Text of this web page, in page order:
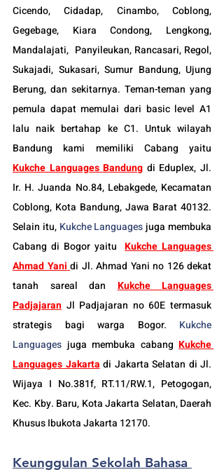
Cicendo, Cidadap, Cinambo, Coblong,
Gegebage, Kiara Condong, Lengkong,
Mandalajati,  Panyileukan, Rancasari, Regol,
Sukajadi, Sukasari, Sumur Bandung, Ujung
Berung, dan sekitarnya. Teman-teman yang
pemula dapat memulai dari basic level A1
lalu naik bertahap ke C1. Untuk wilayah
Kukche Languages Bandung di Eduplex, Jl.
Ir. H. Juanda No.84, Lebakgede, Kecamatan
Coblong, Kota Bandung, Jawa Barat 40132.
Selain itu, Kukche Languages juga membuka
Cabang di Bogor yaitu Kukche Languages
Ahmad Yani di Jl. Ahmad Yani no 126 dekat
tanah sareal dan Kukche Languages
Padjajaran Jl Padjajaran no 60E termasuk
strategis bagi warga Bogor. Kukche
Languages juga membuka cabang Kukche
Languages Jakarta di Jakarta Selatan di Jl.
Wijaya I No.381f, RT.11/RW.1, Petogogan,
Kec. Kby. Baru, Kota Jakarta Selatan, Daerah
Khusus Ibukota Jakarta 12170.
Keunggulan Sekolah Bahasa